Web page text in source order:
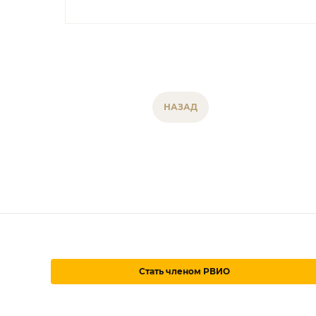
НАЗАД
Стать членом РВИО